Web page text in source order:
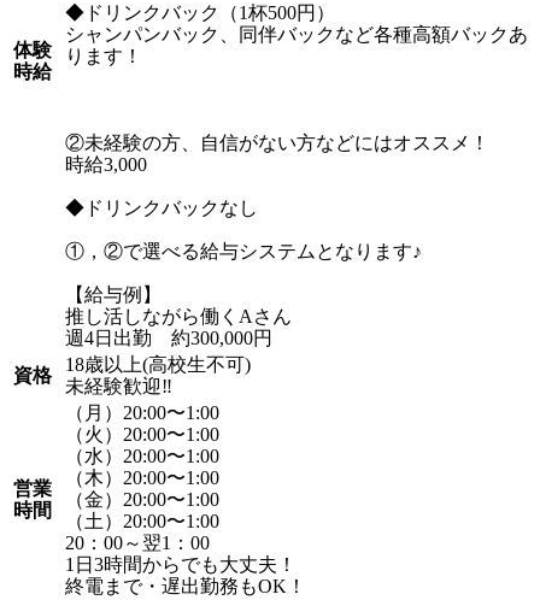
体験
時給
◆ドリンクバック（1杯500円）
シャンパンバック、同伴バックなど各種高額バックあ
ります！
②未経験の方、自信がない方などにはオススメ！
時給3,000
◆ドリンクバックなし
①，②で選べる給与システムとなります♪
【給与例】
推し活しながら働くAさん
週4日出勤 約300,000円
資格
18歳以上(高校生不可)
未経験歓迎‼️
営業
時間
（月）20:00〜1:00
（火）20:00〜1:00
（水）20:00〜1:00
（木）20:00〜1:00
（金）20:00〜1:00
（土）20:00〜1:00
20：00～翌1：00
1日3時間からでも大丈夫！
終電まで・遅出勤務もOK！